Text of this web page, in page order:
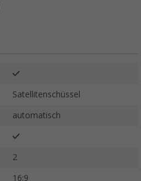
Satellitenschüssel
automatisch
2
16:9